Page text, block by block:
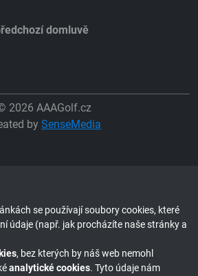
domluvě
2026 AAAGolf.cz
by SenseMedia
se používají soubory cookies, které
údaje (např. jak procházíte naše stránky a
, bez kterých by náš web nemohl
analytické cookies. Tyto údaje nám